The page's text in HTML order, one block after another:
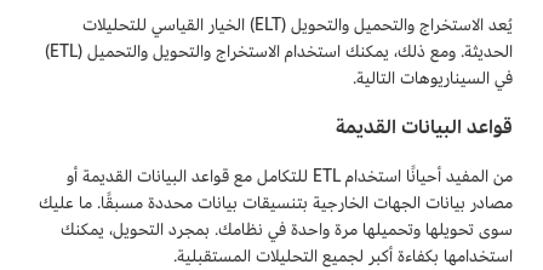
يُعد الاستخراج والتحميل والتحويل (ELT) الخيار القياسي للتحليلات
الحديثة. ومع ذلك، يمكنك استخدام الاستخراج والتحويل والتحميل (ETL)
في السيناريوهات التالية.
قواعد البيانات القديمة
من المفيد أحيانًا استخدام ETL للتكامل مع قواعد البيانات القديمة أو
مصادر بيانات الجهات الخارجية بتنسيقات بيانات محددة مسبقًا. ما عليك
سوى تحويلها وتحميلها مرة واحدة في نظامك. بمجرد التحويل، يمكنك
استخدامها بكفاءة أكبر لجميع التحليلات المستقبلية.